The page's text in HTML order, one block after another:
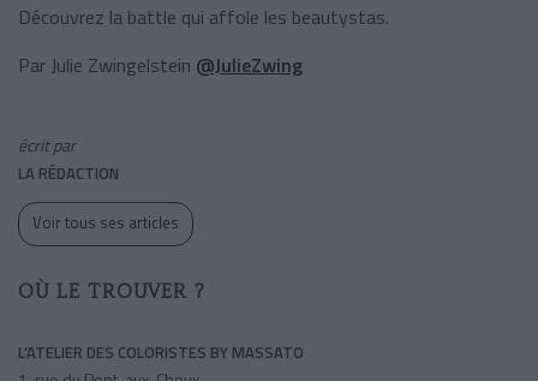
Découvrez la battle qui affole les beautystas.
Par Julie Zwingelstein @JulieZwing
écrit par
LA RÉDACTION
Voir tous ses articles
OÙ LE TROUVER ?
L’ATELIER DES COLORISTES BY MASSATO